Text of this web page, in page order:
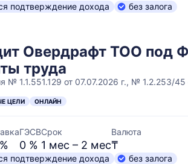
подтверждение дохода
без залога
Овердрафт ТОО под
труда
№ 1.1.551.129 от 07.07.2026 г., № 1.2.253/
ЦЕЛИ ОНЛАЙН
ГЭСВ
0 %
Срок
1 мес – 2 мес
Валюта
₸
подтверждение дохода без залога